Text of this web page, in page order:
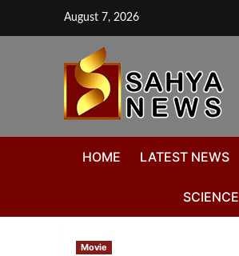
August 7, 2026
HOME LATEST NEWS
SCIENCE
Movie